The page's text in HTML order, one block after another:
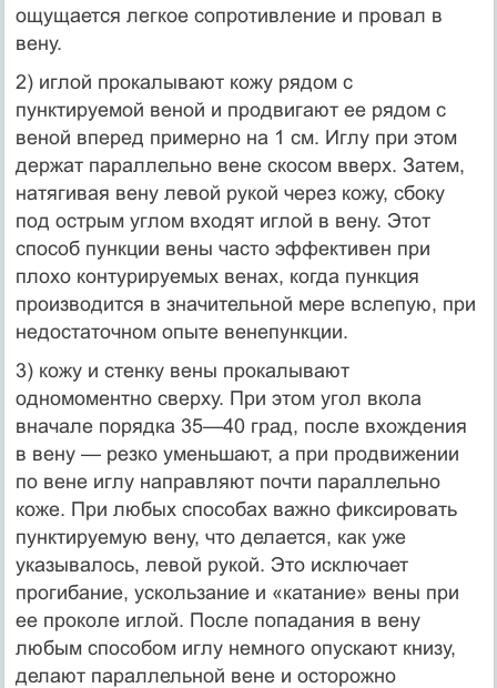
ощущается легкое сопротивление и провал в
вену.
2) иглой прокалывают кожу рядом с
пунктируемой веной и про­двигают ее рядом с
веной вперед примерно на 1 см. Иглу при этом
держат параллельно вене скосом вверх. Затем,
натягивая вену левой рукой через кожу, сбоку
под острым углом входят иглой в вену. Этот
способ пункции вены часто эффективен при
плохо контурируемых венах, когда пункция
производится в значительной мере вслепую, при
недостаточном опыте венепункции.
3) кожу и стенку вены прокалывают
одномоментно сверху. При этом угол вкола
вначале порядка 35—40 град, после вхождения
в вену — резко уменьшают, а при продвижении
по вене иглу направляют почти параллельно
коже. При любых способах важно фиксировать
пунктируемую вену, что делается, как уже
указывалось, левой рукой. Это исключает
прогибание, ускользание и «катание» вены при
ее про­коле иглой. После попадания в вену
любым способом иглу немного опускают книзу,
делают параллельной вене и осторожно